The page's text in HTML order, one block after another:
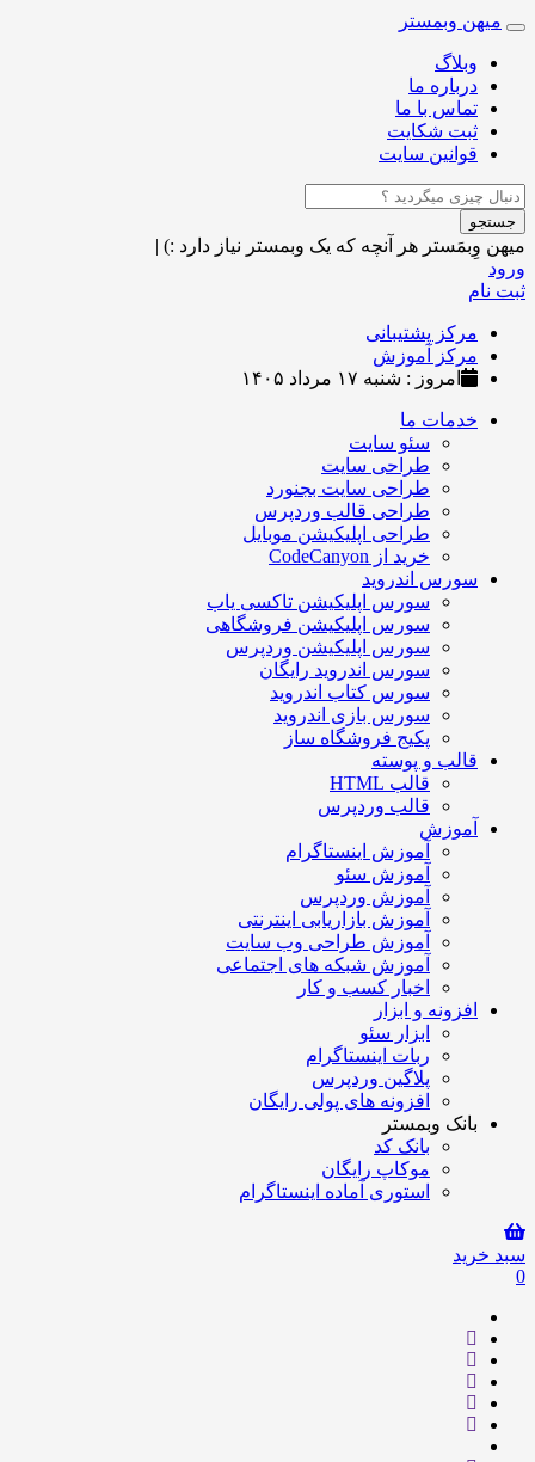
Toggle
navigation
میهن وبمستر
وبلاگ
درباره ما
تماس با ما
ثبت شکایت
قوانین سایت
جستجو
میهن وِبمَستر هر آنچه که یک وبمستر نیاز دارد :) |
ورود
ثبت نام
مرکز پشتیبانی
مرکز آموزش
امروز : شنبه ۱۷ مرداد ۱۴۰۵
خدمات ما
سئو سایت
طراحی سایت
طراحی سایت بجنورد
طراحی قالب وردپرس
طراحی اپلیکیشن موبایل
خرید از CodeCanyon
سورس اندروید
سورس اپلیکیشن تاکسی یاب
سورس اپلیکیشن فروشگاهی
سورس اپلیکیشن وردپرس
سورس اندروید رایگان
سورس کتاب اندروید
سورس بازی اندروید
پکیج فروشگاه ساز
قالب و پوسته
قالب HTML
قالب وردپرس
آموزش
آموزش اینستاگرام
آموزش سئو
آموزش وردپرس
آموزش بازاریابی اینترنتی
آموزش طراحی وب سایت
آموزش شبکه های اجتماعی
اخبار کسب و کار
افزونه و ابزار
ابزار سئو
ربات اینستاگرام
پلاگین وردپرس
افزونه های پولی رایگان
بانک وبمستر
بانک کد
موکاپ رایگان
استوری آماده اینستاگرام
سبد خرید
0